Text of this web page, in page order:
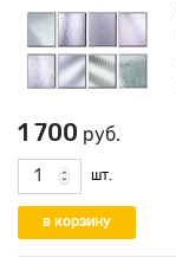
1 700 руб.
шт.